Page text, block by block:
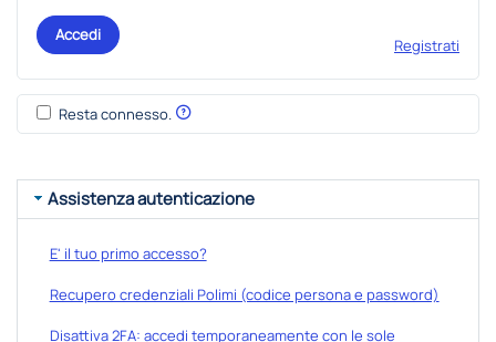
Accedi
Registrati
Resta connesso.
Assistenza autenticazione
E' il tuo primo accesso?
Recupero credenziali Polimi (codice persona e password)
Disattiva 2FA: accedi temporaneamente con le sole